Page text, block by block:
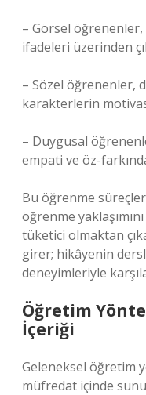
– Görsel öğrenenler,
ifadeleri üzerinden
– Sözel öğrenenler,
karakterlerin
– Duygusal
empati ve öz-
Bu öğrenme
öğrenme
tüketici olmaktan
girer; hikâyenin
deneyimleriyle
Öğretim
İçeriği
Geleneksel öğretim
müfredat içinde